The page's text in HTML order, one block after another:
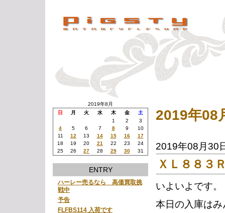
2019年8月
日
月 火 水 木 金
土
1
2
3
4
5 6 7 8 9
10
11
12 13 14 15 16
17
18
19 20 21 22 23
24
25
26 27 28 29 30 31
ENTRY
ハーレー売るなら 高価買取挑
戦中
予告
FLFBS114 入荷です
2019年08
2019年08月30
ＸＬ８８３
いよいよです。
本日の入庫は